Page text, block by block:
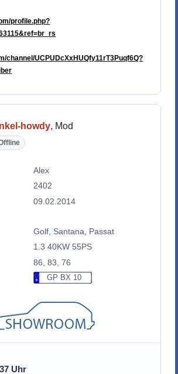
profile.php?
channel/UCPUDcXxHUQfy11rT3Puqf6Q?
howdy, Mod
Alex
2402
09.02.2014
Golf, Santana, Passat
1.3 40KW 55PS
86, 83, 76
GP BX 10
Uhr